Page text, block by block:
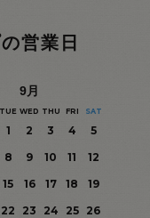
営業日
9月
TUE WED THU FRI SAT
1 2 3 4
5
8 9 10 11
12
15 16 17 18
19
22 23 24 25
26